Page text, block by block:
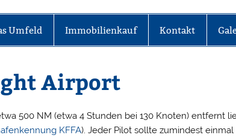
Umfeld Immobilienkauf Kontakt
Airport
500 NM (etwa 4 Stunden bei 130 Knoten) entfernt
KFFA). Jeder Pilot sollte zumindest